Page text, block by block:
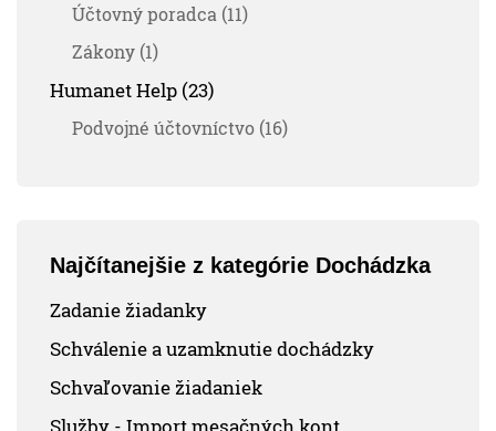
Účtovný poradca (11)
Zákony (1)
Humanet Help (23)
Podvojné účtovníctvo (16)
Najčítanejšie z kategórie Dochádzka
Zadanie žiadanky
Schválenie a uzamknutie dochádzky
Schvaľovanie žiadaniek